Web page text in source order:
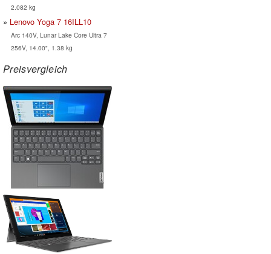
2.082 kg
Lenovo Yoga 7 16ILL10
Arc 140V, Lunar Lake Core Ultra 7
256V, 14.00", 1.38 kg
Preisvergleich